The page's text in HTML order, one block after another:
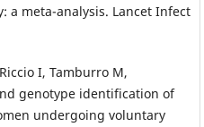
a meta-analysis. Lancet Infect
I, Tamburro M,
genotype identification of
undergoing voluntary